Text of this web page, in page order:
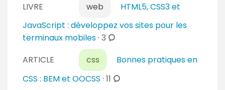
m
m
t
LIVRE web
HTML5, CSS3 et
JavaScript : développez vos sites pour les
terminaux mobiles· 3 c
o
m
ARTICLE css
Bonnes pratiques en
CSS : BEM et OOCSS · 11 c